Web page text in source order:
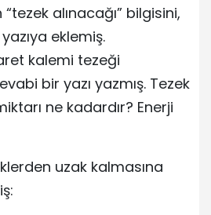
alınacağı” bilgisini,
eklemiş.
kalemi tezeği
bir yazı yazmış. Tezek
ne kadardır? Enerji
uzak kalmasına